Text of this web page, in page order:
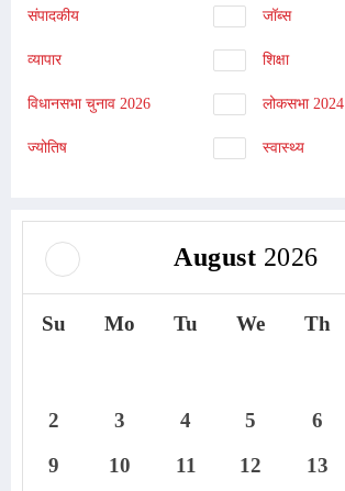
संपादकीय जॉब्स
व्यापार शिक्षा
विधानसभा चुनाव 2026 लोकसभा 2024
ज्योतिष स्वास्थ्य
August 2026
Su Mo Tu We Th
2
3 4 5 6
9
10 11 12 13